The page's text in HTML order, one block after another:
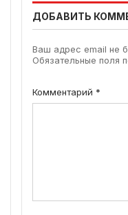
ДОБАВИТЬ
Ваш адрес email не
Обязательные поля
Комментарий *